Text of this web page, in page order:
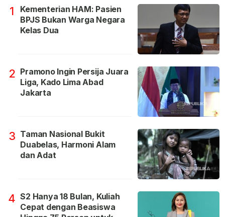
1
Kementerian HAM: Pasien
BPJS Bukan Warga Negara
Kelas Dua
2 Pramono Ingin Persija Juara
Liga, Kado Lima Abad
Jakarta
3 Taman Nasional Bukit
Duabelas, Harmoni Alam
dan Adat
4 S2 Hanya 18 Bulan, Kuliah
Cepat dengan Beasiswa